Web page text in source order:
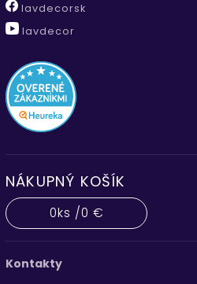
lavdecorsk
lavdecor
NÁKUPNÝ KOŠÍK
0ks /0 €
Kontakty